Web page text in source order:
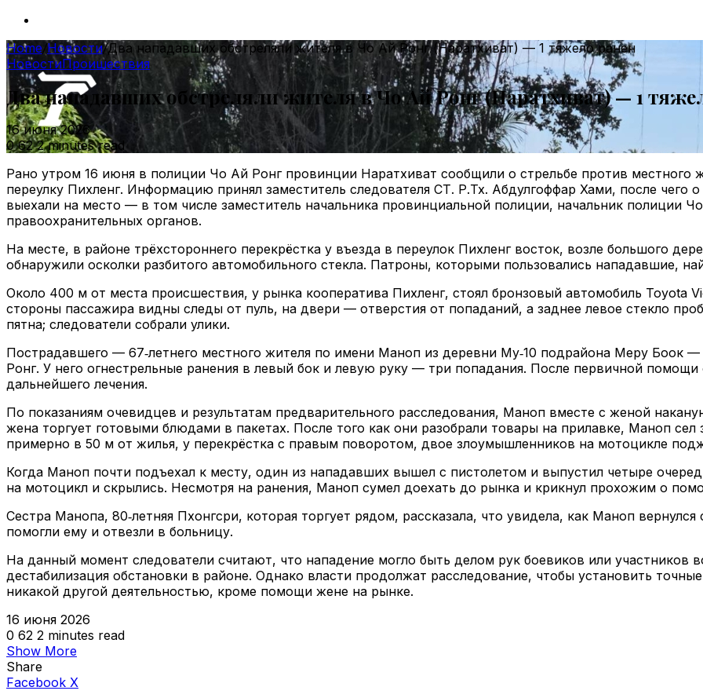
Home/Новости/Два нападавших обстреляли жителя в Чо Ай Ронг (Наратхиват) — 1 тяжело ранен
НовостиПроишествия
Два нападавших обстреляли жителя в Чо Ай Ронг (Наратхиват) — 1
16 июня 2026
0622 minutes read
Рано утром 16 июня в полиции Чо Ай Ронг провинции Наратхиват сообщили о стрельбе против местного
переулку Пихленг. Информацию принял заместитель следователя СТ. Р.Тх. Абдулгоффар Хами, после
выехали на место — в том числе заместитель начальника провинциальной полиции, начальник полиции
правоохранительных органов.
На месте, в районе трёхстороннего перекрёстка у въезда в переулок Пихленг восток, возле большого
обнаружили осколки разбитого автомобильного стекла. Патроны, которыми пользовались нападавшие,
Около 400 м от места происшествия, у рынка кооператива Пихленг, стоял бронзовый автомобиль Toyota
стороны пассажира видны следы от пуль, на двери — отверстия от попаданий, а заднее левое стекло
пятна; следователи собрали улики.
Пострадавшего — 67‑летнего местного жителя по имени Маноп из деревни Му‑10 подрайона Меру Боок
Ронг. У него огнестрельные ранения в левый бок и левую руку — три попадания. После первичной
дальнейшего лечения.
По показаниям очевидцев и результатам предварительного расследования, Маноп вместе с женой
жена торгует готовыми блюдами в пакетах. После того как они разобрали товары на прилавке, Маноп
примерно в 50 м от жилья, у перекрёстка с правым поворотом, двое злоумышленников на мотоцикле
Когда Маноп почти подъехал к месту, один из нападавших вышел с пистолетом и выпустил четыре
на мотоцикл и скрылись. Несмотря на ранения, Маноп сумел доехать до рынка и крикнул прохожим о
Сестра Манопа, 80‑летняя Пхонгсри, которая торгует рядом, рассказала, что увидела, как Маноп
помогли ему и отвезли в больницу.
На данный момент следователи считают, что нападение могло быть делом рук боевиков или участников
дестабилизация обстановки в районе. Однако власти продолжат расследование, чтобы установить
никакой другой деятельностью, кроме помощи жене на рынке.
16 июня 2026
0 62 2 minutes read
Show More
Share
Facebook X